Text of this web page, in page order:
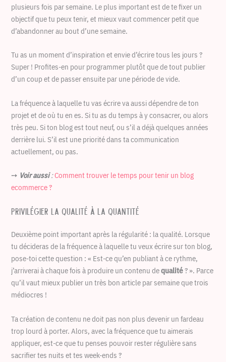
plusieurs fois par semaine. Le plus important est de te fixer un
objectif que tu peux tenir, et mieux vaut commencer petit que
d’abandonner au bout d’une semaine.
Tu as un moment d’inspiration et envie d’écrire tous les jours ?
Super ! Profites-en pour programmer plutôt que de tout publier
d’un coup et de passer ensuite par une période de vide.
La fréquence à laquelle tu vas écrire va aussi dépendre de ton
projet et de où tu en es. Si tu as du temps à y consacrer, ou alors
très peu. Si ton blog est tout neuf, ou s’il a déjà quelques années
derrière lui. S’il est une priorité dans ta communication
actuellement, ou pas.
➙ Voir aussi:Comment trouver le temps pour tenir un blog
ecommerce ?
Privilégier la qualité à la quantité
Deuxième point important après la régularité : la qualité. Lorsque
tu décideras de la fréquence à laquelle tu veux écrire sur ton blog,
pose-toi cette question : « Est-ce qu’en publiant à ce rythme,
j’arriverai à chaque fois à produire un contenu dequalité? ». Parce
qu’il vaut mieux publier un très bon article par semaine que trois
médiocres !
Ta création de contenu ne doit pas non plus devenir un fardeau
trop lourd à porter. Alors, avec la fréquence que tu aimerais
appliquer, est-ce que tu penses pouvoir rester régulière sans
sacrifier tes nuits et tes week-ends ?